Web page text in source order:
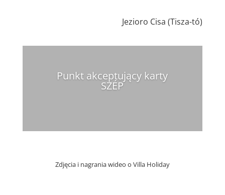
Jezioro Cisa (Tisza-tó)
Punkt akceptujący karty
SZÉP
Zdjęcia i nagrania wideo o Villa Holiday